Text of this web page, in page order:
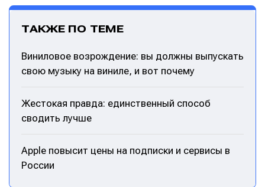
ТАКЖЕ ПО ТЕМЕ
Виниловое возрождение: вы должны выпускать
свою музыку на виниле, и вот почему
Жестокая правда: единственный способ
сводить лучше
Apple повысит цены на подписки и сервисы в
России